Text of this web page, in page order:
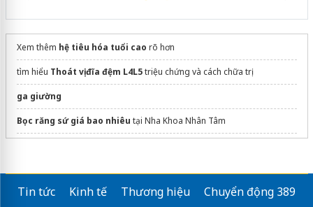
Xem thêm hệ tiêu hóa tuổi cao rõ hơn
tìm hiểu Thoát vị đĩa đệm L4L5triệu chứng và cách chữa trị
ga giường
Bọc răng sứ giá bao nhiêu tại Nha Khoa Nhân Tâm
Sửa máy rửa bát bosch
Tin tức Kinh tế Thương hiệu
Chuyển động 389